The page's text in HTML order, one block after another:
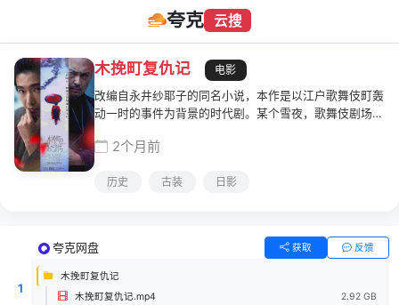
夸克 云搜
木挽町复仇记
电影
改编自永井纱耶子的同名小说，本作是以江户歌舞伎町轰
动一时的事件为背景的时代剧。某个雪夜，歌舞伎剧场附
被传为美谈，但一年半后，自称菊之助亲属的武士加濑总
逐渐揭露真相，复仇背后隐藏的秘密浮出水面。
2个月前
历史 古装 日影
1
夸克网盘 获取 反馈
木挽町复仇记
木挽町复仇记.mp4
2.92 GB